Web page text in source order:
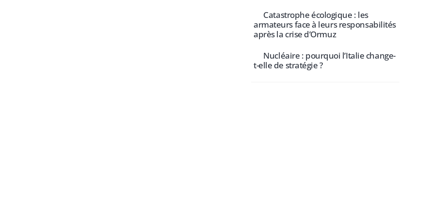
Catastrophe écologique : les
armateurs face à leurs responsabilités
après la crise d’Ormuz
Nucléaire : pourquoi l’Italie change-
t-elle de stratégie ?